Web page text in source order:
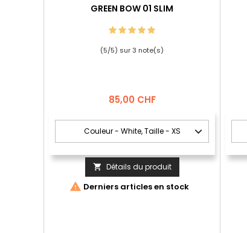
GREEN BOW 01 SLIM
(5/5) sur3 note(s)
Prix
85,00 CHF
 Détails du produit
 Derniers articles en stock